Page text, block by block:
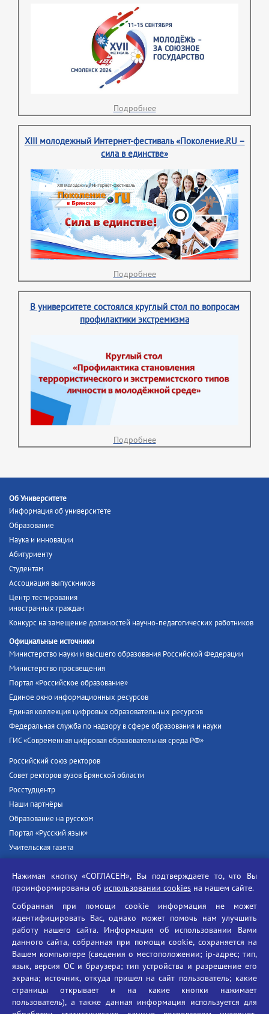
Подробнее
XIII молодежный Интернет-фестиваль «Поколение.RU –
сила в единстве»
Подробнее
В университете состоялся круглый стол по вопросам
профилактики экстремизма
Подробнее
Об Университете
Информация об университете
Образование
Наука и инновации
Абитуриенту
Студентам
Ассоциация выпускников
Центр тестирования
иностранных граждан
Конкурс на замещение должностей научно-педагогических работников
Официальные источники
Министерство науки и высшего образования Российской Федерации
Министерство просвещения
Портал «Российское образование»
Единое окно информационных ресурсов
Единая коллекция цифровых образовательных ресурсов
Федеральная служба по надзору в сфере образования и науки
ГИС «Современная цифровая образовательная среда РФ»
Российский союз ректоров
Совет ректоров вузов Брянской области
Росстудцентр
Наши партнёры
Образование на русском
Портал «Русский язык»
Учительская газета
Единый портал государственных услуг
Противодействие угрозам информационной безопасности
Социальные ролики - Генеральная прокуратура РФ
Противодействие коррупции
БГУ против наркотиков
Брянский государственный университет
имени академика И.Г. Петровского
Время работы: пн-пт 09:00-18:00
Нажимая кнопку «СОГЛАСЕН», Вы подтверждаете то, что Вы
проинформированы об использовании cookies на нашем сайте.
Собранная при помощи cookie информация не может
идентифицировать Вас, однако может помочь нам улучшить
работу нашего сайта. Информация об использовании Вами
данного сайта, собранная при помощи cookie, сохраняется на
Вашем компьютере (сведения о местоположении; ip-адрес; тип,
язык, версия ОС и браузера; тип устройства и разрешение его
экрана; источник, откуда пришел на сайт пользователь; какие
страницы открывает и на какие кнопки нажимает
пользователь), а также данная информация используется для